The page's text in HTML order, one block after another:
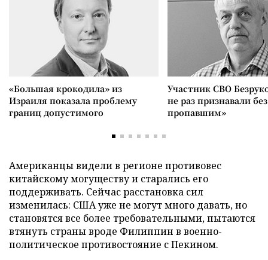
«Большая крокодила» из
Израиля показала проблему
границ допустимого
Участник СВО
не раз признавали
пропавшим»
Американцы видели в регионе противовес
китайскому могуществу и старались его
поддерживать. Сейчас расстановка сил
изменилась: США уже не могут много давать, но
становятся все более требовательными, пытаются
втянуть страны вроде Филиппин в военно-
политическое противостояние с Пекином.